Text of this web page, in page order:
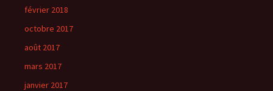
février 2018
octobre 2017
août 2017
mars 2017
janvier 2017